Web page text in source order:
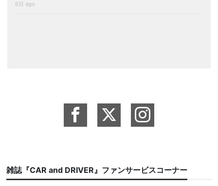
6日 ago
雑誌『CAR and DRIVER』ファンサービスコーナー